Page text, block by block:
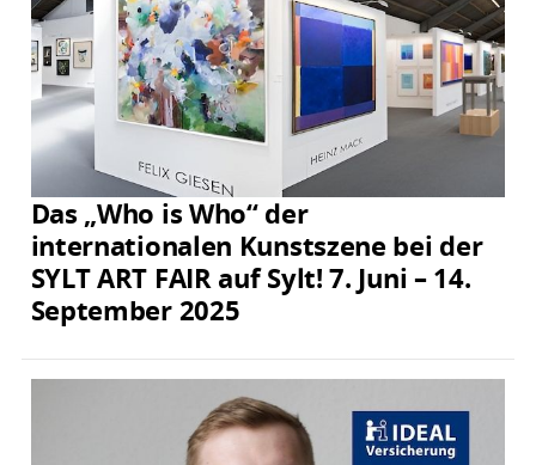
Das „Who is Who“ der
internationalen Kunstszene bei der
SYLT ART FAIR auf Sylt! 7. Juni – 14.
September 2025